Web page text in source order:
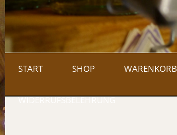
START SHOP WARENKORB
WIDERRUFSBELEHRUNG